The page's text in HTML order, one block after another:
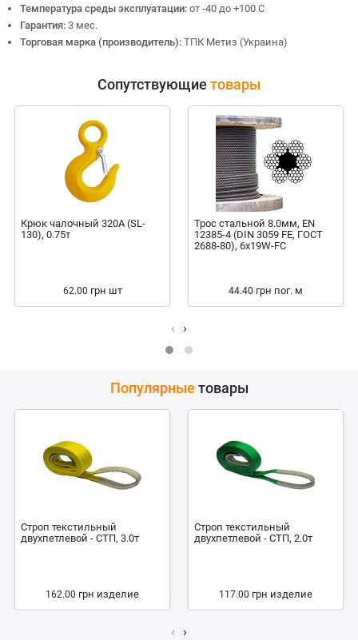
Температура среды эксплуатации: от -40 до +100 С
Гарантия: 3 мес.
Торговая марка (производитель): ТПК Метиз (Украина)
Сопутствующие товары
Крюк чалочный 320А (SL-
130), 0.75т
62.00 грн шт
Трос стальной 8.0мм, EN
12385-4 (DIN 3059 FE, ГОСТ
2688-80), 6x19W-FC
44.40 грн пог. м
‹ ›
Популярные товары
Строп текстильный
двухпетлевой - СТП, 3.0т
162.00 грн изделие
Строп текстильный
двухпетлевой - СТП, 2.0т
117.00 грн изделие
‹ ›